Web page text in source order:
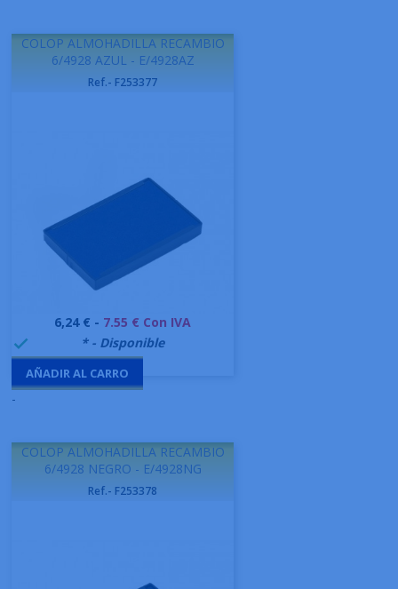
COLOP ALMOHADILLA RECAMBIO
6/4928 AZUL - E/4928AZ
Ref.- F253377
Precio
6,24 € - 7.55 € Con IVA
 * - Disponible
AÑADIR AL CARRO
-
COLOP ALMOHADILLA RECAMBIO
6/4928 NEGRO - E/4928NG
Ref.- F253378